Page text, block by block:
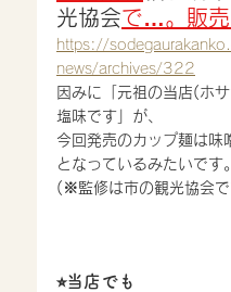
光協会で…。販売
https://
news/archives/322
因みに「元祖の当店(ホ
塩味です」が、
今回発売のカップ麺は味
となっているみたいです。
(※監修は市の観光協会
⭐︎当店でも